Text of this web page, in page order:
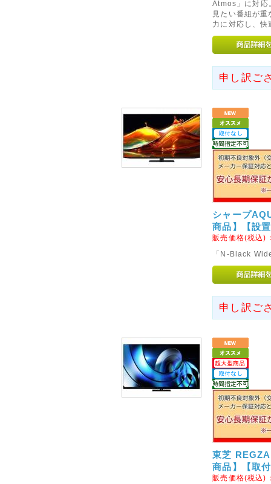
けることは、PCの脆弱性を解
キュリティ上、危険な状態にな
最新環境への移行をご検討くだ
◇東日本大震災から5年と
東日本大震災から5年が経過い
りお見舞い申し上げます。
2012年06月27日
◇6月20日以前に会員登録
6月20日に発生しましたファー
り、会員様登録情報、並びに
発生いたしました。
※詳細につきましては http://
ファーストサーバ株式会社よ
大変恐縮ではございますが、
なお、今回の件でハッキング
で、ご安心くださいませ。
2012年11月05日
◇配達日のご希望指定期間
本日、朝11時以降のご注文よ
たのでご注意ください。
「代金引換」でのご注文の場
「銀行振り込み」のご注文の
※「代金引換」で7日間(【超大
できなくなりましたので、そ
Atmos」に対応
見たい番組が
力に対応し、快
申し訳ご
シャープ
商品】【設
販売価格(税込)
「N-Black
申し訳ご
東芝
商品】【取
販売価格(税込)